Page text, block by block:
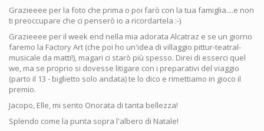
Grazieeee per la foto che prima o poi farò con la tua famiglia....e non
ti preoccupare che ci penserò io a ricordartela :-)
Grazieeee per il week end nella mia adorata Alcatraz e se un giorno
faremo la Factory Art (che poi ho un'idea di villaggio pittur-teatral-
musicale da matti!), magari ci starò più spesso. Direi di esserci quel
we, ma se proprio si dovesse litigare con i preparativi del viaggio
(parto il 13 - biglietto solo andata) te lo dico e rimettiamo in gioco il
premio.
Jacopo, Elle, mi sento Onorata di tanta bellezza!
Splendo come la punta sopra l'albero di Natale!